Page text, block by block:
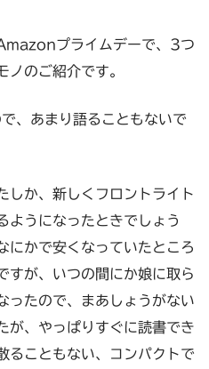
プライムデーで、3つ
ノのご紹介です。
、あまり語ることもないで
しか、新しくフロントライト
ようになったときでしょう
にかで安くなっていたところ
すが、いつの間にか娘に取ら
ったので、まあしょうがない
が、やっぱりすぐに読書でき
ることもない、コンパクトで